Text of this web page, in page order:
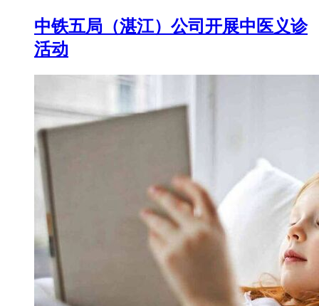
中铁五局（湛江）公司开展中医义诊
活动